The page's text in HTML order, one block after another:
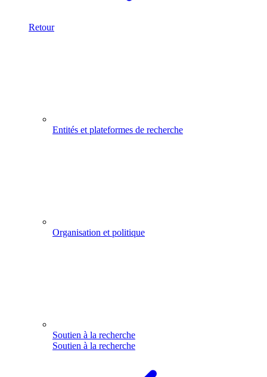
Retour
Entités et plateformes de recherche
Organisation et politique
Soutien à la recherche
Soutien à la recherche